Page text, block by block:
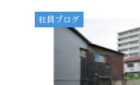
社員ブログ